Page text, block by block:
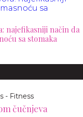
najefikasniji način da
sa stomaka
- Fitness
čučnjeva